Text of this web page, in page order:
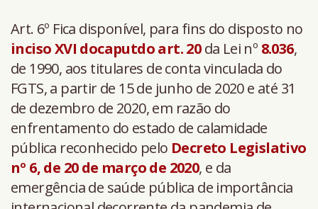
Art. 6º Fica disponível, para fins do disposto no
inciso XVI docaputdo art.20da Lei nº 8.036,
de 1990, aos titulares de conta vinculada do
FGTS, a partir de 15 de junho de 2020 e até 31
de dezembro de 2020, em razão do
enfrentamento do estado de calamidade
pública reconhecido pelo Decreto Legislativo
nº 6, de 20 de março de 2020, e da
emergência de saúde pública de importância